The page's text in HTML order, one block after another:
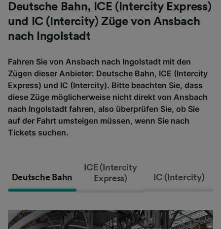
Deutsche Bahn, ICE (Intercity Express)
und IC (Intercity) Züge von Ansbach
nach Ingolstadt
Fahren Sie von Ansbach nach Ingolstadt mit den
Zügen dieser Anbieter: Deutsche Bahn, ICE (Intercity
Express) und IC (Intercity). Bitte beachten Sie, dass
diese Züge möglicherweise nicht direkt von Ansbach
nach Ingolstadt fahren, also überprüfen Sie, ob Sie
auf der Fahrt umsteigen müssen, wenn Sie nach
Tickets suchen.
Deutsche Bahn
ICE (Intercity
Express)
IC (Intercity)